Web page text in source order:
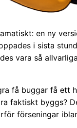
en ny
i sista
vara så
få buggar få ett
faktiskt byggs?
förseningar